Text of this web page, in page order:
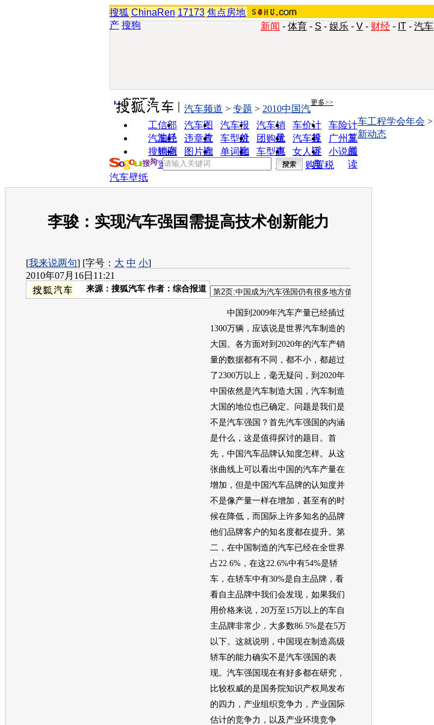
搜狐 ChinaRen 17173 焦点房地
产 搜狗 新闻 - 体育 - S - 娱乐 - V - 财经 - IT - 汽车
实用工具 更多>>
工信部
油耗
汽车图
片
汽车报
价
汽车销
量
车价计
算
车险计
算
汽车经
销商
违章查
询
车型对
比
团购优
惠
汽车投
诉
广州车
展
搜狗浏
览器
图片欣
赏
单词翻
车型查
询
女人宝
典
小说阅
读
汽车频道 > 专题 > 2010中国汽
车工程学会年会 >
新动态
购置税
汽车壁纸
李骏：实现汽车强国需提高技术创新能力
[我来说两句] [字号： 大 中 小]
2010年07月16日11:21
来源： 搜狐汽车 作者：综合报道
中国到2009年汽车产量已经插过
1300万辆，应该说是世界汽车制造的
大国。各方面对到2020年的汽车产销
量的数据都有不同，都不小，都超过
了2300万以上，毫无疑问，到2020年
中国依然是汽车制造大国，汽车制造
大国的地位也已确定。问题是我们是
不是汽车强国？首先汽车强国的内涵
是什么，这是值得探讨的题目。首
先，中国汽车品牌认知度怎样。从这
张曲线上可以看出中国的汽车产量在
增加，但是中国汽车品牌的认知度并
不是像产量一样在增加，甚至有的时
候在降低，而国际上许多知名的品牌
他们品牌客户的知名度都在提升。第
二，在中国制造的汽车已经在全世界
占22.6%，在这22.6%中有54%是轿
车，在轿车中有30%是自主品牌，看
看自主品牌中我们会发现，如果我们
用价格来说，20万至15万以上的车自
主品牌非常少，大多数86.5%是在5万
以下。这就说明，中国现在制造高级
轿车的能力确实不是汽车强国的表
现。汽车强国现在有好多都在研究，
比较权威的是国务院知识产权局发布
的四力，产业组织竞争力，产业国际
估计的竞争力，以及产业环境竞争